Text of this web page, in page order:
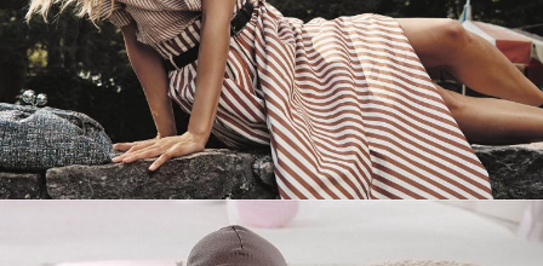
Имиджевый сайт для сети магазинов
Soho Project
Смотреть проект